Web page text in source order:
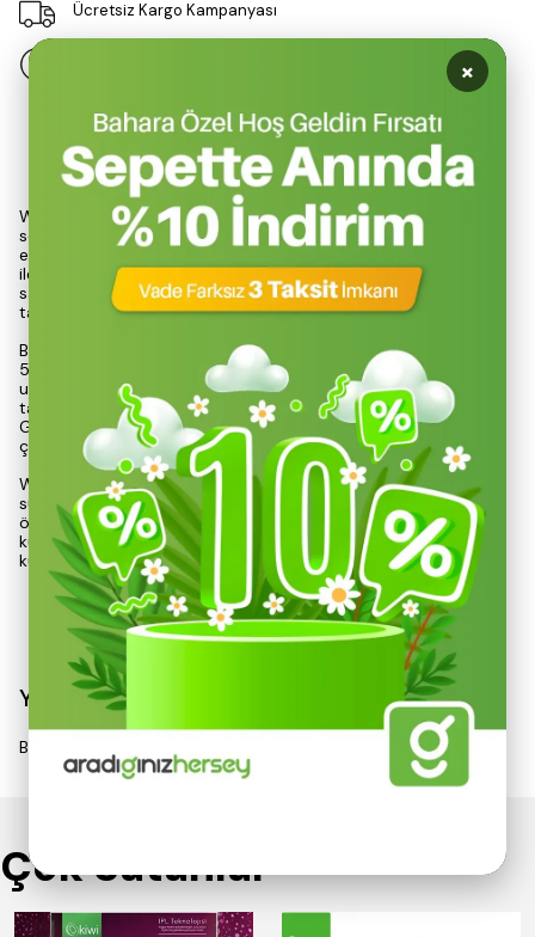
Ücretsiz Kargo Kampanyası
Ürün Açıklaması
Wexta ZB112 taşınabilir mini fan, yaz aylarının sıcak günlerinde
serinlik arayanlar için ideal bir çözümdür. Şık beyaz tasarımı,
estetik bir görünüm sunarken, kompakt boyutu ve hafif yapısı
ile her ortamda rahatlıkla kullanılabilir. 360° dönebilme özelliği
sayesinde, serin havayı istediğiniz yöne yönlendirme imkanı
tanır.
Bu mini fan, USB-C şarj girişi ile hızlı bir şekilde şarj edilebilir.
500mAh bataryası, yalnızca yaklaşık 2 saatlik bir şarj süresi ile
uzun süreli kullanım sağlar. 194 gram net ağırlığı ve 230 gram
taşıma ağırlığı ile son derece taşınabilir bir yapıya sahiptir.
Güvenli kullanım için parmak korumalı ızgara tasarımı ve
çocuklar için uygun yapı (3 yaş üstü) ile dikkat çeker.
Wexta ZB112, 1.5 – 2.5W güç tüketimi ile enerji verimliliği
sunarken, mat beyaz dış yüzeyi çizilmeye karşı dirençlidir. Bu
özellikleri, hem estetik hem de dayanıklı bir ürün arayan
kullanıcılar için mükemmel bir seçenek haline getirir. Uzun süre
kullanılmayacaksa, 2-3 ayda
Devamını Göster
Yorumlar
Bu ürün için henüz yorum yapılmamış.
Çok Satanlar
×